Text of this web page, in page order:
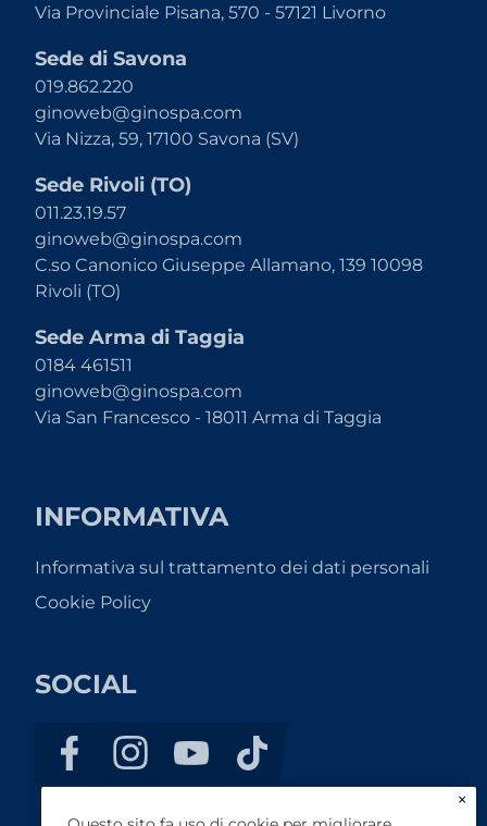
Via Provinciale Pisana, 570 - 57121 Livorno
Sede di Savona
019.862.220
ginoweb@ginospa.com
Via Nizza, 59, 17100 Savona (SV)
Sede Rivoli (TO)
011.23.19.57
ginoweb@ginospa.com
C.so Canonico Giuseppe Allamano, 139 10098
Rivoli (TO)
Sede Arma di Taggia
0184 461511
ginoweb@ginospa.com
Via San Francesco - 18011 Arma di Taggia
INFORMATIVA
Informativa sul trattamento dei dati personali
Cookie Policy
SOCIAL
×